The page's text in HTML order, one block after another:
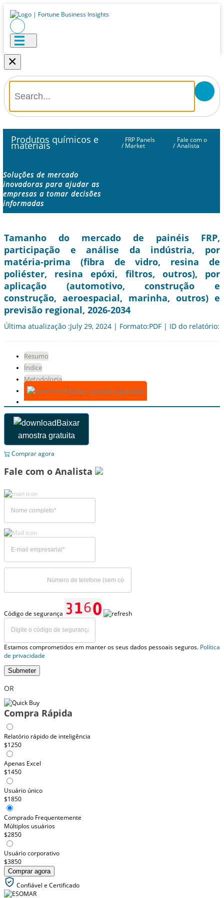
×
Produtos químicos e
materiais /
FRP Panels
Market /
Fale com o
Analista
Soluções de mercado
inovadoras para ajudar as
empresas a tomar decisões
informadas
Tamanho do mercado de painéis FRP,
participação e análise da indústria, por
matéria-prima (fibra de vidro, resina de
poliéster, resina epóxi, filtros, outros), por
aplicação (automotivo, construção e
construção, aeroespacial, marinha, outros) e
previsão regional, 2026-2034
Última atualização :July 29, 2024 | Formato:PDF | ID do relatório:
Resumo
Índice
Metodologia
Baixar amostra gratuita
Baixar
amostra gratuita
Comprar agora
Fale com o Analista
Código de segurança
Estamos comprometidos em manter os seus dados pessoais seguros. Política
de privacidade
Submeter
OR
Compra Rápida
Relatório rápido de inteligência
$1250
Apenas Excel
$1450
Usuário único
$1850
Comprado Frequentemente
Múltiplos usuários
$2850
Usuário corporativo
$3850
Comprar agora
Confiável e Certificado